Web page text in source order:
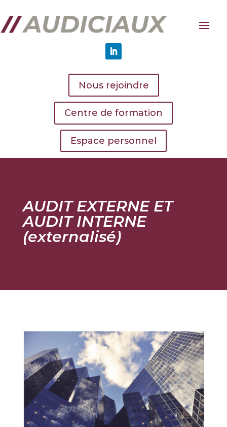
Nous rejoindre
Centre de formation
Espace personnel
AUDIT EXTERNE ET
AUDIT INTERNE
(externalisé)